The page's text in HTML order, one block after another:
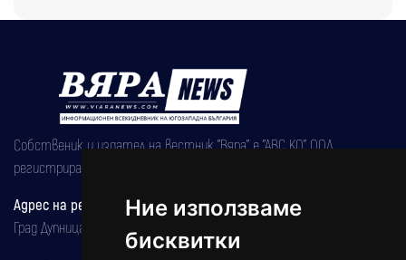
Ние използваме
бисквитки
Собственик и издател на вестник "Вяра" е "АВС КО" ООД,
регистрирана на 08.05.2002 година.
Адрес на редакцията
Град Дупница, ул.''Христо Ботев" 43